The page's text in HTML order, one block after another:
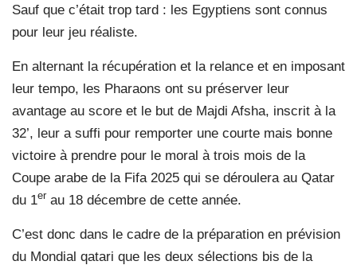
Sauf que c’était trop tard : les Egyptiens sont connus
pour leur jeu réaliste.
En alternant la récupération et la relance et en imposant
leur tempo, les Pharaons ont su préserver leur
avantage au score et le but de Majdi Afsha, inscrit à la
32’, leur a suffi pour remporter une courte mais bonne
victoire à prendre pour le moral à trois mois de la
Coupe arabe de la Fifa 2025 qui se déroulera au Qatar
du 1er au 18 décembre de cette année.
C’est donc dans le cadre de la préparation en prévision
du Mondial qatari que les deux sélections bis de la